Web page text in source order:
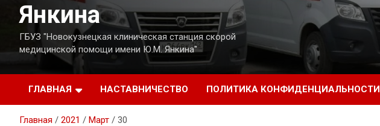
Янкина
ГБУЗ "Новокузнецкая клиническая станция скорой
медицинской помощи имени Ю.М. Янкина"
ГЛАВНАЯ НАСТАВНИЧЕСТВО ПОЛИТИКА КОНФИДЕНЦИАЛЬНОСТИ
Главная 2021 Март 30